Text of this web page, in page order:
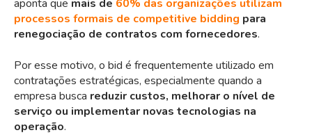
aponta que mais de 60% das organizações utilizam
processos formais de competitive bidding para
renegociação de contratos com fornecedores.
Por esse motivo, o bid é frequentemente utilizado em
contratações estratégicas, especialmente quando a
empresa busca reduzir custos, melhorar o nível de
serviço ou implementar novas tecnologias na
operação.